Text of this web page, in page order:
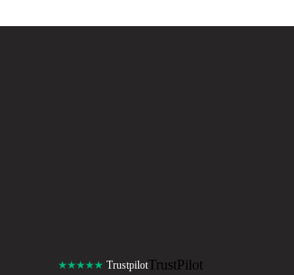
★★★★★ TrustpilotTrustPilot